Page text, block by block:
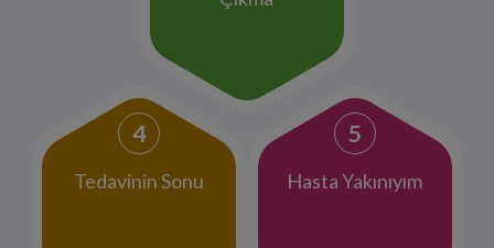
Tedavinin Sonu Hasta Yakınıyım